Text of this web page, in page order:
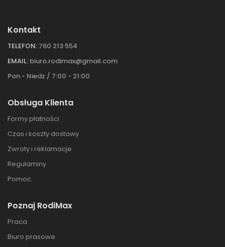
Kontakt
TELEFON: 760 213 554
EMAIL: biuro.rodimax@gmail.com
Pon - Niedz / 7:00 - 21:00
Obsługa Klienta
Formy płatności
Czas i koszty dostawy
Zwroty i reklamacje
Regulaminy
Pomoc
Poznaj RodiMax
Praca
Biuro prasowe